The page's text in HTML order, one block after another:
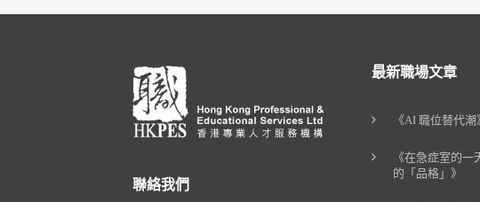
聯絡我們
最新職場文章
《AI 職位替代潮
《在急症室的
的「品格」》